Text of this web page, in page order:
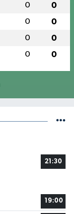
0 0
0 0
0 0
0 0
21:30
19:00